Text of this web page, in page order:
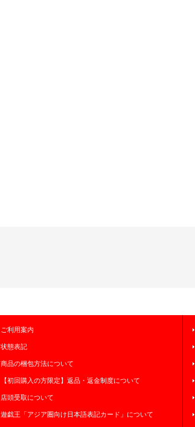
ご利用案内
状態表記
商品の梱包方法について
【初回購入の方限定】返品・返金制度について
店頭受取について
遊戯王「アジア圏向け日本語表記カード」について